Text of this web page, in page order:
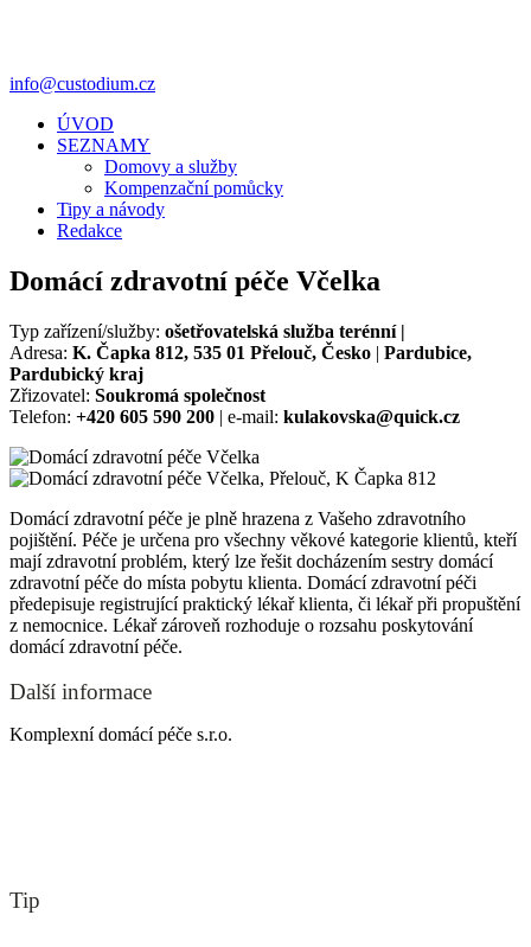
info@custodium.cz
ÚVOD
SEZNAMY
Domovy a služby
Kompenzační pomůcky
Tipy a návody
Redakce
Domácí zdravotní péče Včelka
Typ zařízení/služby: ošetřovatelská služba terénní |
Adresa: K. Čapka 812, 535 01 Přelouč, Česko | Pardubice,
Pardubický kraj
Zřizovatel: Soukromá společnost
Telefon: +420 605 590 200 | e-mail: kulakovska@quick.cz
Domácí zdravotní péče je plně hrazena z Vašeho zdravotního
pojištění. Péče je určena pro všechny věkové kategorie klientů, kteří
mají zdravotní problém, který lze řešit docházením sestry domácí
zdravotní péče do místa pobytu klienta. Domácí zdravotní péči
předepisuje registrující praktický lékař klienta, či lékař při propuštění
z nemocnice. Lékař zároveň rozhoduje o rozsahu poskytování
domácí zdravotní péče.
Další informace
Komplexní domácí péče s.r.o.
Tip